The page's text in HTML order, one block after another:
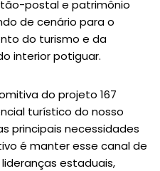
postal e patrimônio
de cenário para o
do turismo e da
interior potiguar.
do projeto 167
turístico do nosso
principais necessidades
é manter esse canal de
estaduais,